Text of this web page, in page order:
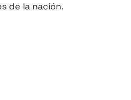
de la nación.